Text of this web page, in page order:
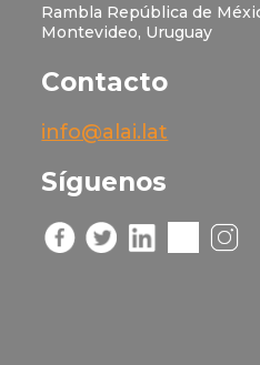
Rambla República de
Montevideo, Uruguay
Contacto
info@alai.lat
Síguenos